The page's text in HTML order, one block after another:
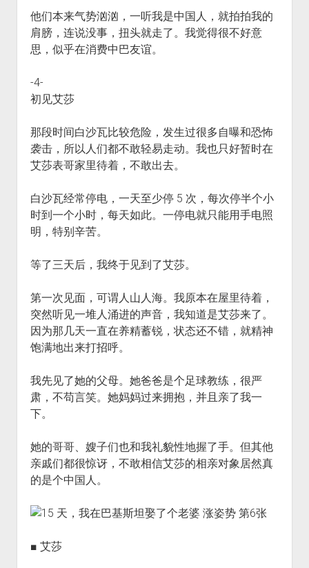
他们本来气势汹汹，一听我是中国人，就拍拍我的
肩膀，连说没事，扭头就走了。我觉得很不好意
思，似乎在消费中巴友谊。
-4-
初见艾莎
那段时间白沙瓦比较危险，发生过很多自曝和恐怖
袭击，所以人们都不敢轻易走动。我也只好暂时在
艾莎表哥家里待着，不敢出去。
白沙瓦经常停电，一天至少停 5 次，每次停半个小
时到一个小时，每天如此。一停电就只能用手电照
明，特别辛苦。
等了三天后，我终于见到了艾莎。
第一次见面，可谓人山人海。我原本在屋里待着，
突然听见一堆人涌进的声音，我知道是艾莎来了。
因为那几天一直在养精蓄锐，状态还不错，就精神
饱满地出来打招呼。
我先见了她的父母。她爸爸是个足球教练，很严
肃，不苟言笑。她妈妈过来拥抱，并且亲了我一
下。
她的哥哥、嫂子们也和我礼貌性地握了手。但其他
亲戚们都很惊讶，不敢相信艾莎的相亲对象居然真
的是个中国人。
■ 艾莎